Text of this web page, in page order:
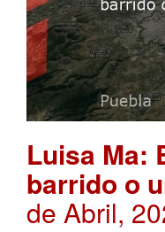
Luisa Ma:
barrido o
de Abril,